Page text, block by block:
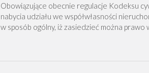
Obowiązujące obecnie regulacje Kodeksu
nabycia udziału we współwłasności
w sposób ogólny, iż zasiedzieć można prawo